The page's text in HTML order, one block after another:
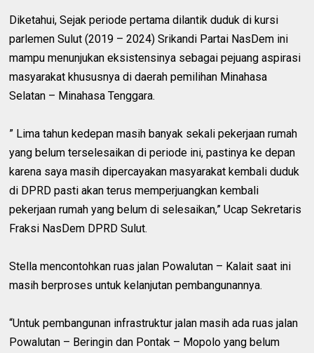
Diketahui, Sejak periode pertama dilantik duduk di kursi
parlemen Sulut (2019 – 2024) Srikandi Partai NasDem ini
mampu menunjukan eksistensinya sebagai pejuang aspirasi
masyarakat khususnya di daerah pemilihan Minahasa
Selatan – Minahasa Tenggara.
” Lima tahun kedepan masih banyak sekali pekerjaan rumah
yang belum terselesaikan di periode ini, pastinya ke depan
karena saya masih dipercayakan masyarakat kembali duduk
di DPRD pasti akan terus memperjuangkan kembali
pekerjaan rumah yang belum di selesaikan,” Ucap Sekretaris
Fraksi NasDem DPRD Sulut.
Stella mencontohkan ruas jalan Powalutan – Kalait saat ini
masih berproses untuk kelanjutan pembangunannya.
“Untuk pembangunan infrastruktur jalan masih ada ruas jalan
Powalutan – Beringin dan Pontak – Mopolo yang belum